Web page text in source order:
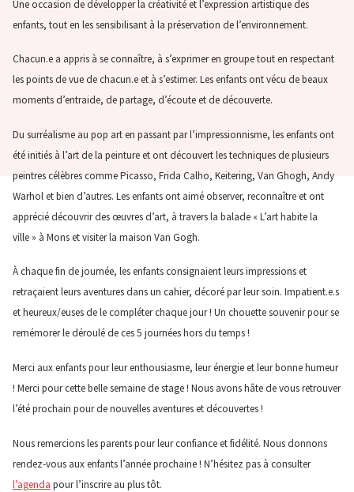
Une occasion de développer la créativité et l’expression artistique des
enfants, tout en les sensibilisant à la préservation de l’environnement.
Chacun.e a appris à se connaître, à s’exprimer en groupe tout en respectant
les points de vue de chacun.e et à s’estimer. Les enfants ont vécu de beaux
moments d’entraide, de partage, d’écoute et de découverte.
Du surréalisme au pop art en passant par l’impressionnisme, les enfants ont
été initiés à l’art de la peinture et ont découvert les techniques de plusieurs
peintres célèbres comme Picasso, Frida Calho, Keitering, Van Ghogh, Andy
Warhol et bien d’autres. Les enfants ont aimé observer, reconnaître et ont
apprécié découvrir des œuvres d’art, à travers la balade « L’art habite la
ville » à Mons et visiter la maison Van Gogh.
À chaque fin de journée, les enfants consignaient leurs impressions et
retraçaient leurs aventures dans un cahier, décoré par leur soin. Impatient.e.s
et heureux/euses de le compléter chaque jour ! Un chouette souvenir pour se
remémorer le déroulé de ces 5 journées hors du temps !
Merci aux enfants pour leur enthousiasme, leur énergie et leur bonne humeur
! Merci pour cette belle semaine de stage ! Nous avons hâte de vous retrouver
l’été prochain pour de nouvelles aventures et découvertes !
Nous remercions les parents pour leur confiance et fidélité. Nous donnons
rendez-vous aux enfants l’année prochaine ! N’hésitez pas à consulter
l’agenda pour l’inscrire au plus tôt.